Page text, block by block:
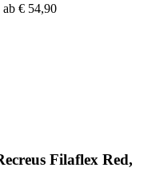
ab € 54,90
Filaflex Red,